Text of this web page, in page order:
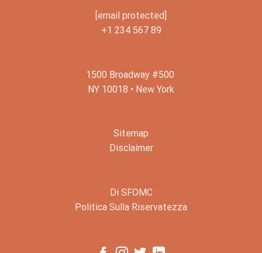
[email protected]
+1 234 567 89
1500 Broadway #500
NY 10018 • New York
Sitemap
Disclaimer
Di SFOMC
Politica Sulla Riservatezza